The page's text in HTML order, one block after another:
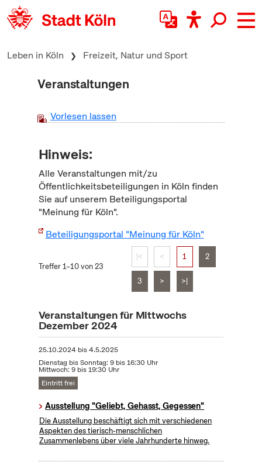
zum Inhalt springen
Leben in Köln Freizeit, Natur und Sport
Veranstaltungen
Vorlesen lassen
Hinweis:
Alle Veranstaltungen mit/zu
Öffentlichkeitsbeteiligungen in Köln finden
Sie auf unserem Beteiligungsportal
"Meinung für Köln".
Beteiligungsportal "Meinung für Köln"
Treffer 1–10 von 23
|< < 1 2
3 > >|
Veranstaltungen für Mittwochs
Dezember 2024
25.10.2024 bis4.5.2025
Dienstag bis Sonntag: 9 bis 16:30 Uhr
Mittwoch: 9 bis 19:30 Uhr
Eintritt frei
Ausstellung "Geliebt, Gehasst, Gegessen"
Die Ausstellung beschäftigt sich mit verschiedenen
Aspekten des tierisch-menschlichen
Zusammenlebens über viele Jahrhunderte hinweg.